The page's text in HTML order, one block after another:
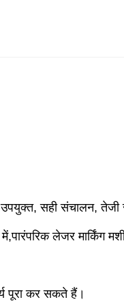
उपयुक्त, सही संचालन, तेजी
लेजर मार्किंग
पूरा कर सकते हैं।